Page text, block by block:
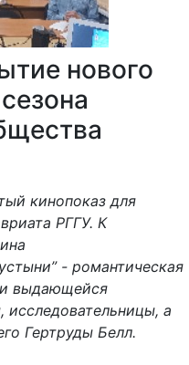
нового
кинопоказ для
РГГУ. К
- романтическая
выдающейся
исследовательницы, а
Гертруды Белл.